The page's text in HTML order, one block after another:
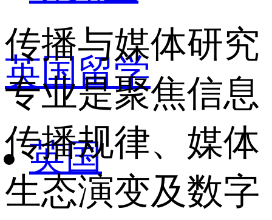
英国留学
英国
传播与媒体研究
专业是聚焦信息
传播规律、媒体
生态演变及数字